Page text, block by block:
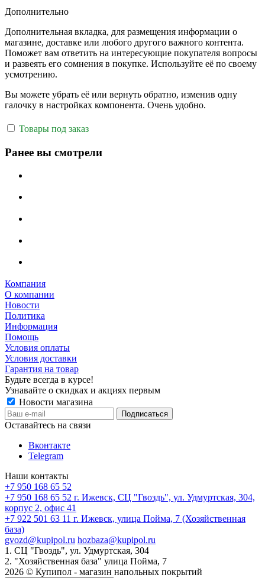
Дополнительно
Дополнительная вкладка, для размещения информации о
магазине, доставке или любого другого важного контента.
Поможет вам ответить на интересующие покупателя вопросы
и развеять его сомнения в покупке. Используйте её по своему
усмотрению.
Вы можете убрать её или вернуть обратно, изменив одну
галочку в настройках компонента. Очень удобно.
Товары под заказ
Ранее вы смотрели
Компания
О компании
Новости
Политика
Информация
Помощь
Условия оплаты
Условия доставки
Гарантия на товар
Будьте всегда в курсе!
Узнавайте о скидках и акциях первым
Новости магазина
Оставайтесь на связи
Вконтакте
Telegram
Наши контакты
+7 950 168 65 52
+7 950 168 65 52 г. Ижевск, СЦ "Гвоздь", ул. Удмуртская, 304,
корпус 2, офис 41
+7 922 501 63 11 г. Ижевск, улица Пойма, 7 (Хозяйственная
база)
gvozd@kupipol.ru hozbaza@kupipol.ru
1. СЦ "Гвоздь", ул. Удмуртская, 304
2. "Хозяйственная база" улица Пойма, 7
2026 © Купипол - магазин напольных покрытий